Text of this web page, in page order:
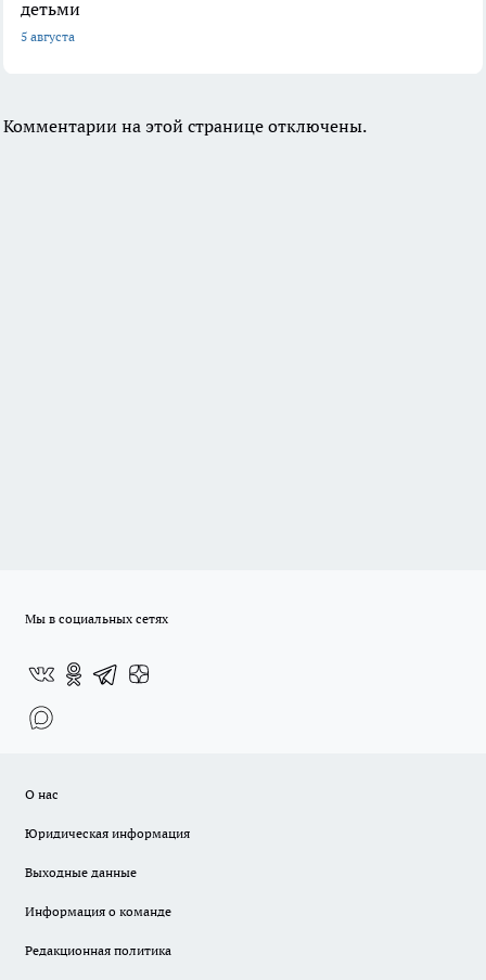
детьми
5 августа
Комментарии на этой странице отключены.
Мы в социальных сетях
О нас
Юридическая информация
Выходные данные
Информация о команде
Редакционная политика